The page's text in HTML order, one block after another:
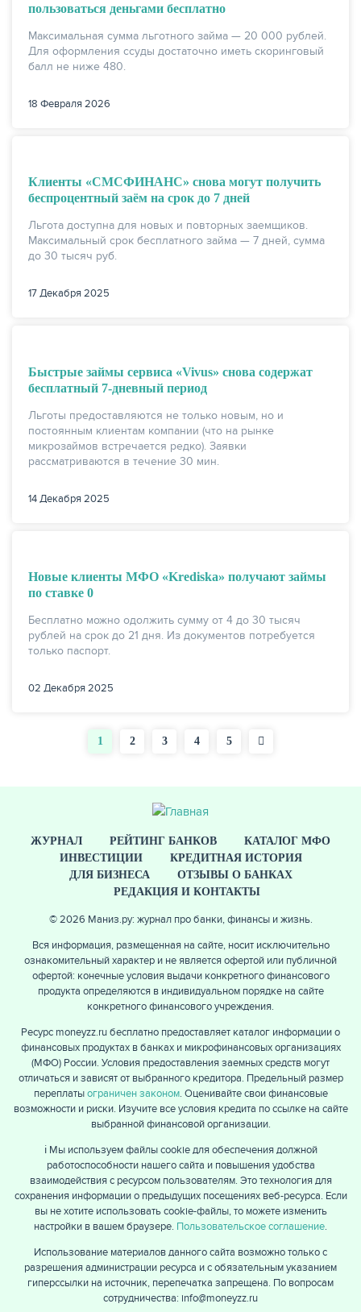
пользоваться деньгами бесплатно
Максимальная сумма льготного займа — 20 000 рублей.
Для оформления ссуды достаточно иметь скоринговый
балл не ниже 480.
18 Февраля 2026
Клиенты «СМСФИНАНС» снова могут получить
беспроцентный заём на срок до 7 дней
Льгота доступна для новых и повторных заемщиков.
Максимальный срок бесплатного займа — 7 дней, сумма
до 30 тысяч руб.
17 Декабря 2025
Быстрые займы сервиcа «Vivus» снова содержат
бесплатный 7-дневный период
Льготы предоставляются не только новым, но и
постоянным клиентам компании (что на рынке
микрозаймов встречается редко). Заявки
рассматриваются в течение 30 мин.
14 Декабря 2025
Новые клиенты МФО «Krediska» получают займы
по ставке 0
Бесплатно можно одолжить сумму от 4 до 30 тысяч
рублей на срок до 21 дня. Из документов потребуется
только паспорт.
02 Декабря 2025
Текущая
1 Страница
2 Страница
3 Страница
4 Страница
5
ЖУРНАЛ РЕЙТИНГ БАНКОВ
КАТАЛОГ МФО
ИНВЕСТИЦИИ
КРЕДИТНАЯ ИСТОРИЯ
ДЛЯ БИЗНЕСА
ОТЗЫВЫ О БАНКАХ
РЕДАКЦИЯ И КОНТАКТЫ
© 2026 Маниз.ру: журнал про банки, финансы и жизнь.
Вся информация, размещенная на сайте, носит исключительно
ознакомительный характер и не является офертой или публичной
офертой: конечные условия выдачи конкретного финансового
продукта определяются в индивидуальном порядке на сайте
конкретного финансового учреждения.
Ресурс moneyzz.ru бесплатно предоставляет каталог информации о
финансовых продуктах в банках и микрофинансовых организациях
(МФО) России. Условия предоставления заемных средств могут
отличаться и зависят от выбранного кредитора. Предельный размер
переплатыограничен законом. Оценивайте свои финансовые
возможности и риски. Изучите все условия кредита по ссылке на сайте
выбранной финансовой организации.
ℹ️ Мы используем файлы cookie для обеспечения должной
работоспособности нашего сайта и повышения удобства
взаимодействия с ресурсом пользователям. Это технология для
сохранения информации о предыдущих посещениях веб-ресурса. Если
вы не хотите использовать cookie-файлы, то можете изменить
настройки в вашем браузере. Пользовательское соглашение.
Использование материалов данного сайта возможно только с
разрешения администрации ресурса и с обязательным указанием
гиперссылки на источник, перепечатка запрещена. По вопросам
сотрудничества: info@moneyzz.ru